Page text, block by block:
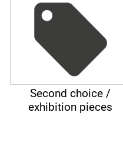
Second choice /
exhibition pieces